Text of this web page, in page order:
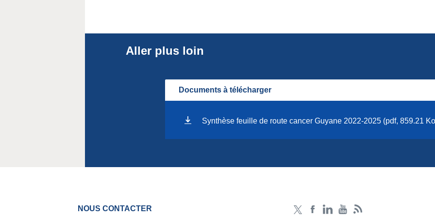
Aller plus loin
Documents à télécharger
Synthèse feuille de route cancer Guyane 2022-2025 (pdf, 859.21
NOUS CONTACTER